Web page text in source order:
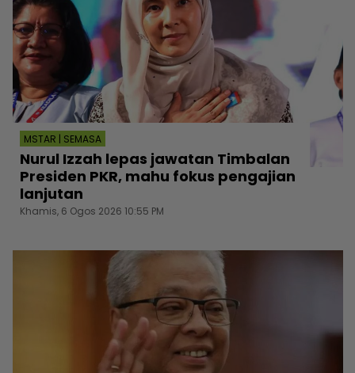
MSTAR | SEMASA
Nurul Izzah lepas jawatan Timbalan
Presiden PKR, mahu fokus pengajian
lanjutan
Khamis, 6 Ogos 2026 10:55 PM